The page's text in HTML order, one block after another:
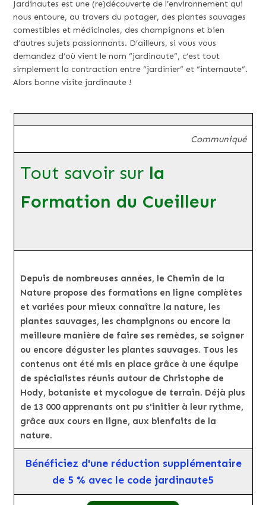
Jardinautes est une (re)découverte de l’environnement qui
nous entoure, au travers du potager, des plantes sauvages
comestibles et médicinales, des champignons et bien
d’autres sujets passionnants. D’ailleurs, si vous vous
demandez d’où vient le nom “jardinaute”, c’est tout
simplement la contraction entre “jardinier” et “internaute”.
Alors bonne visite jardinaute !
Communiqué
Tout savoir sur la
Formation du Cueilleur
Depuis de nombreuses années, le Chemin de la
Nature propose des formations en ligne complètes
et variées pour mieux connaître la nature, les
plantes sauvages, les champignons ou encore la
meilleure manière de faire ses remèdes, se soigner
ou encore déguster les plantes sauvages. Tous les
contenus ont été mis en place grâce à une équipe
de spécialistes réunis autour de Christophe de
Hody, botaniste et mycologue de terrain. Déjà plus
de 13 000 apprenants ont pu s'initier à leur rythme,
grâce aux cours en ligne, aux bienfaits de la
nature.
Bénéficiez d'une réduction supplémentaire
de 5 % avec le code jardinaute5